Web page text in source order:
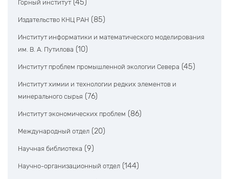
Горный институт (45)
Издательство КНЦ РАН (85)
Институт информатики и математического моделирования
им. В. А. Путилова (10)
Институт проблем промышленной экологии Севера (45)
Институт химии и технологии редких элементов и
минерального сырья (76)
Институт экономических проблем (86)
Международный отдел (20)
Научная библиотека (9)
Научно-организационный отдел (144)